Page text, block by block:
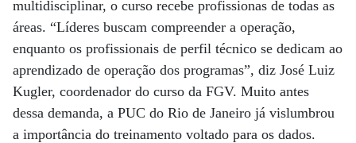
multidisciplinar, o curso recebe profissionas de todas as
áreas. “Líderes buscam compreender a operação,
enquanto os profissionais de perfil técnico se dedicam ao
aprendizado de operação dos programas”, diz José Luiz
Kugler, coordenador do curso da FGV. Muito antes
dessa demanda, a PUC do Rio de Janeiro já vislumbrou
a importância do treinamento voltado para os dados.